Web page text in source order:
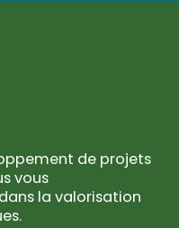
de projets
vous
la valorisation